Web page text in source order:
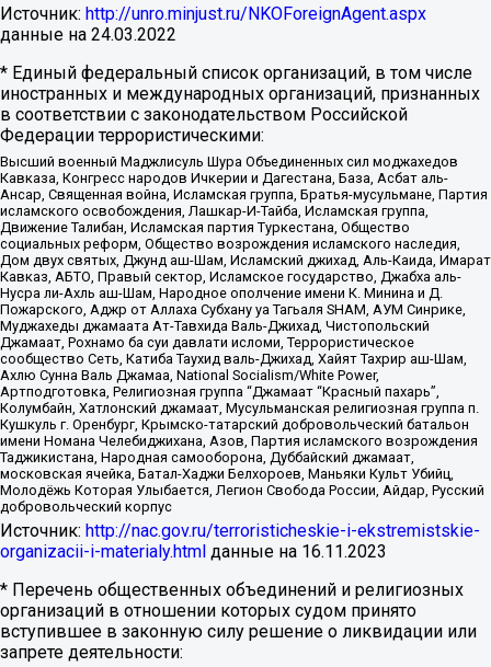
Источник: http://unro.minjust.ru/NKOForeignAgent.aspx
данные на 24.03.2022
* Единый федеральный список организаций, в том числе
иностранных и международных организаций, признанных
в соответствии с законодательством Российской
Федерации террористическими:
Высший военный Маджлисуль Шура Объединенных сил моджахедов
Кавказа, Конгресс народов Ичкерии и Дагестана, База, Асбат аль-
Ансар, Священная война, Исламская группа, Братья-мусульмане, Партия
исламского освобождения, Лашкар-И-Тайба, Исламская группа,
Движение Талибан, Исламская партия Туркестана, Общество
социальных реформ, Общество возрождения исламского наследия,
Дом двух святых, Джунд аш-Шам, Исламский джихад, Аль-Каида, Имарат
Кавказ, АБТО, Правый сектор, Исламское государство, Джабха аль-
Нусра ли-Ахль аш-Шам, Народное ополчение имени К. Минина и Д.
Пожарского, Аджр от Аллаха Субхану уа Тагьаля SHAM, АУМ Синрике,
Муджахеды джамаата Ат-Тавхида Валь-Джихад, Чистопольский
Джамаат, Рохнамо ба суи давлати исломи, Террористическое
сообщество Сеть, Катиба Таухид валь-Джихад, Хайят Тахрир аш-Шам,
Ахлю Сунна Валь Джамаа, National Socialism/White Power,
Артподготовка, Религиозная группа “Джамаат “Красный пахарь”,
Колумбайн, Хатлонский джамаат, Мусульманская религиозная группа п.
Кушкуль г. Оренбург, Крымско-татарский добровольческий батальон
имени Номана Челебиджихана, Азов, Партия исламского возрождения
Таджикистана, Народная самооборона, Дуббайский джамаат,
московская ячейка, Батал-Хаджи Белхороев, Маньяки Культ Убийц,
Молодёжь Которая Улыбается, Легион Свобода России, Айдар, Русский
добровольческий корпус
Источник: http://nac.gov.ru/terroristicheskie-i-ekstremistskie-
organizacii-i-materialy.html данные на 16.11.2023
* Перечень общественных объединений и религиозных
организаций в отношении которых судом принято
вступившее в законную силу решение о ликвидации или
запрете деятельности: